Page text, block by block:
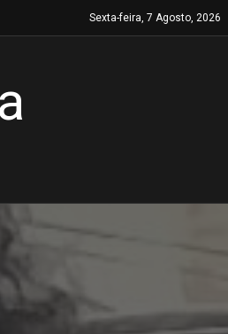
Sexta-feira, 7 Agosto, 2026